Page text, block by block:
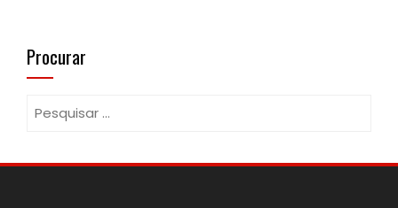
Procurar
Pesquisar